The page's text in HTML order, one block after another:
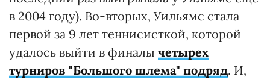
в 2004 году). Во-вторых, Уильямс стала
первой за 9 лет теннисисткой, которой
удалось выйти в финалы четырех
турниров "Большого шлема" подряд. И,